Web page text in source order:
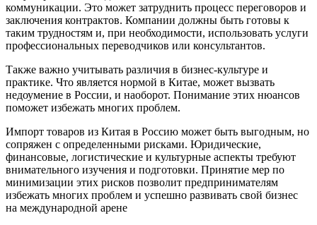
коммуникации. Это может затруднить процесс переговоров и
заключения контрактов. Компании должны быть готовы к
таким трудностям и, при необходимости, использовать услуги
профессиональных переводчиков или консультантов.
Также важно учитывать различия в бизнес-культуре и
практике. Что является нормой в Китае, может вызвать
недоумение в России, и наоборот. Понимание этих нюансов
поможет избежать многих проблем.
Импорт товаров из Китая в Россию может быть выгодным, но
сопряжен с определенными рисками. Юридические,
финансовые, логистические и культурные аспекты требуют
внимательного изучения и подготовки. Принятие мер по
минимизации этих рисков позволит предпринимателям
избежать многих проблем и успешно развивать свой бизнес
на международной арене